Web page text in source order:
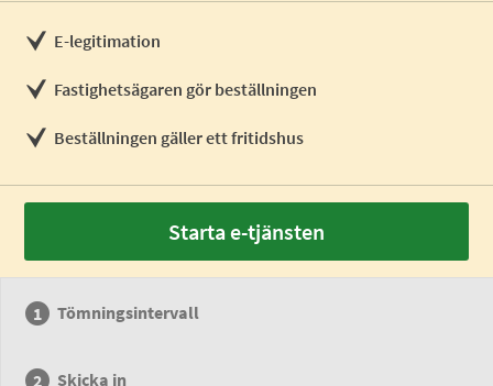
E-legitimation
Fastighetsägaren gör beställningen
Beställningen gäller ett fritidshus
Starta e-tjänsten
Tömningsintervall
Skicka in